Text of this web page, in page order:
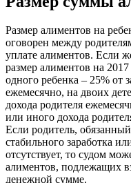
Размер алиментов на
оговорен между
уплате алиментов. Если
размер алиментов на
одного ребенка – 25% от
ежемесячно, на двоих
дохода родителя
или иного дохода
Если родитель,
стабильного заработка
отсутствует, то судом
алиментов, подлежащих
денежной сумме.